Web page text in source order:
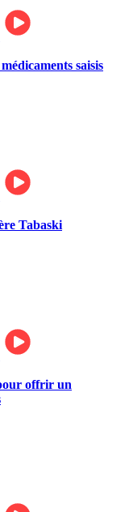
saisis
Tabaski
offrir un